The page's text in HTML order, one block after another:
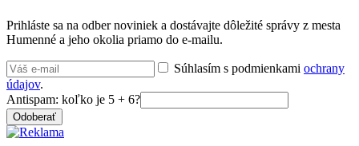
Prihláste sa na odber noviniek a dostávajte dôležité správy z mesta
Humenné a jeho okolia priamo do e-mailu.
Súhlasím s podmienkami ochrany
údajov.
Antispam: koľko je 5 + 6?
Odoberať